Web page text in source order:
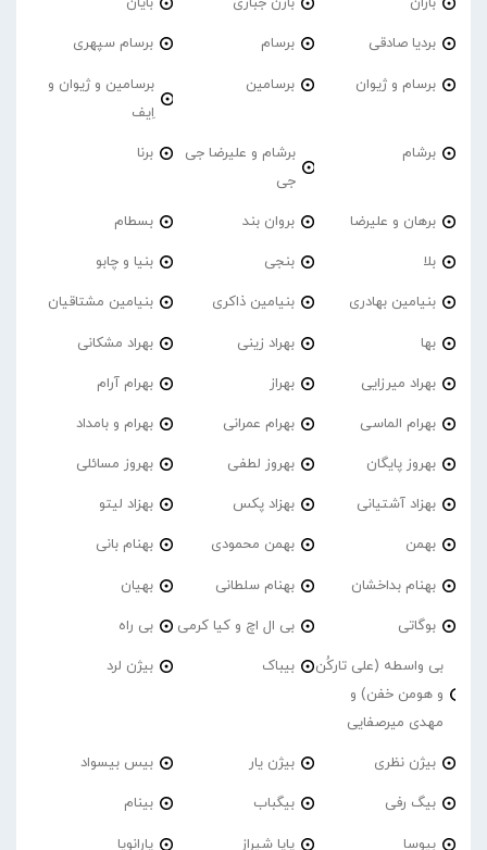
بردیا صادقی برسام برسام سپهری
برسام و ژیوان برسامین
برسامین و ژیوان و
اِیف
برشام
برشام و علیرضا جی
جی
برنا
برهان و علیرضا بروان بند بسطام
بلا بنجی بنیا و چابو
بنیامین بهادری بنیامین ذاکری بنیامین مشتاقیان
بها بهراد زینی بهراد مشکانی
بهراد میرزایی بهراز بهرام آرام
بهرام الماسی بهرام عمرانی بهرام و بامداد
بهروز پایگان بهروز لطفی بهروز مسائلی
بهزاد آشتیانی بهزاد پکس بهزاد لیتو
بهمن بهمن محمودی بهنام بانی
بهنام بداخشان بهنام سلطانی بهیان
بوگاتی بی ال اچ و کیا کرمی بی راه
بی واسطه (علی تارکُن
و هومن خفن) و
مهدی میرصفایی
بیباک بیژن لرد
بیژن نظری بیژن یار بیس بیسواد
بیگ رفی بیگباب بینام
بیوسا پاپا شیراز پارانویا